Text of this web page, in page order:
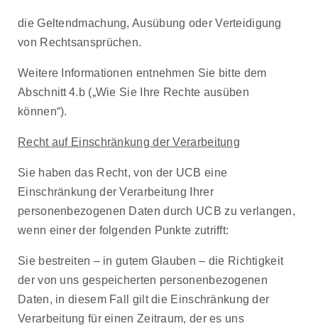
die Geltendmachung, Ausübung oder Verteidigung
von Rechtsansprüchen.
Weitere Informationen entnehmen Sie bitte dem
Abschnitt 4.b („Wie Sie Ihre Rechte ausüben
können“).
Recht auf Einschränkung der Verarbeitung
Sie haben das Recht, von der UCB eine
Einschränkung der Verarbeitung Ihrer
personenbezogenen Daten durch UCB zu verlangen,
wenn einer der folgenden Punkte zutrifft:
Sie bestreiten – in gutem Glauben – die Richtigkeit
der von uns gespeicherten personenbezogenen
Daten, in diesem Fall gilt die Einschränkung der
Verarbeitung für einen Zeitraum, der es uns